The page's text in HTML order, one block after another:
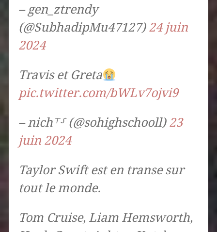
– gen_ztrendy
(@SubhadipMu47127) 24 juin
2024
Travis et Greta
pic.twitter.com/bWLv7ojvi9
– nich⸆⸉ (@sohighschooll) 23
juin 2024
Taylor Swift est en transe sur
tout le monde.
Tom Cruise, Liam Hemsworth,